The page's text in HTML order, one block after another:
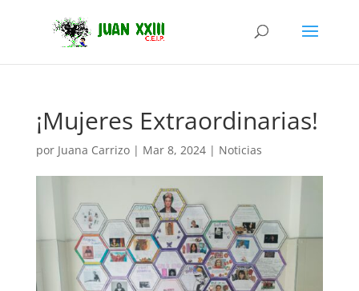
¡Mujeres Extraordinarias!
por Juana Carrizo| Mar 8, 2024| Noticias